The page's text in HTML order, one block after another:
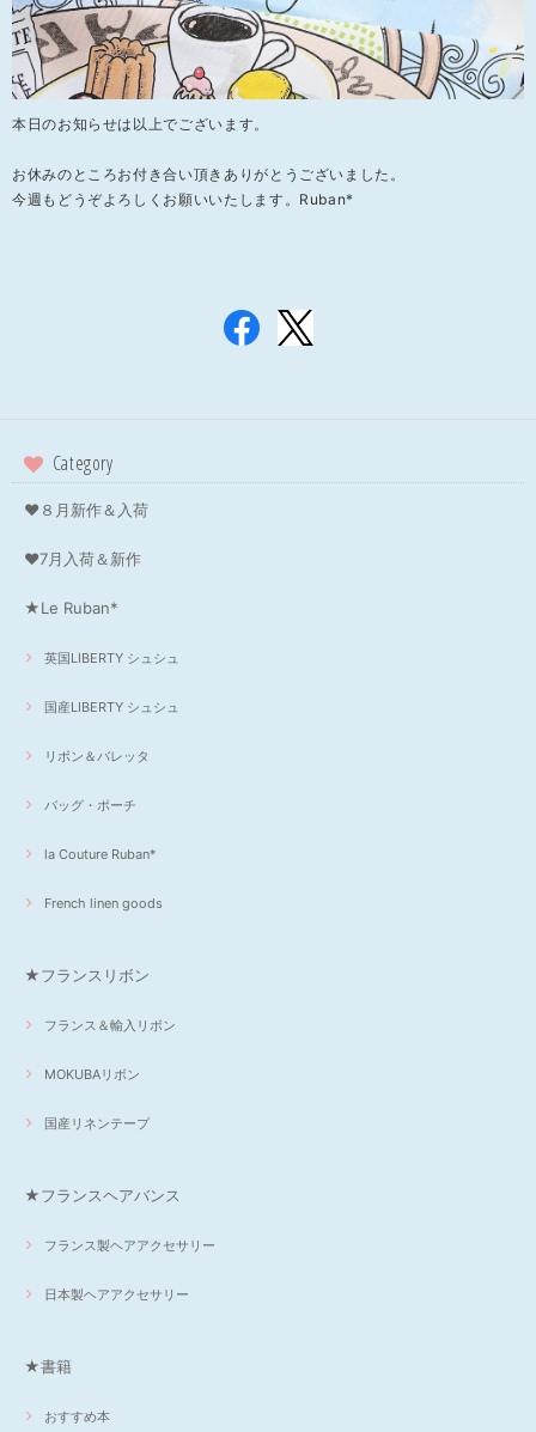
本日のお知らせは以上でございます。
お休みのところお付き合い頂きありがとうございました。
今週もどうぞよろしくお願いいたします。Ruban*
Category
❤８月新作＆入荷
❤7月入荷＆新作
★Le Ruban*
英国LIBERTY シュシュ
国産LIBERTY シュシュ
リボン＆バレッタ
バッグ・ポーチ
la Couture Ruban*
French linen goods
★フランスリボン
フランス＆輸入リボン
MOKUBAリボン
国産リネンテープ
★フランスヘアバンス
フランス製ヘアアクセサリー
日本製ヘアアクセサリー
★書籍
おすすめ本